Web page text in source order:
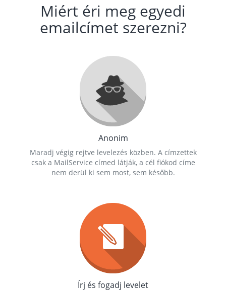
Miért éri meg egyedi
emailcímet szerezni?
Anonim
Maradj végig rejtve levelezés közben. A címzettek
csak a MailService címed látják, a cél fiókod címe
nem derül ki sem most, sem később.
Írj és fogadj levelet